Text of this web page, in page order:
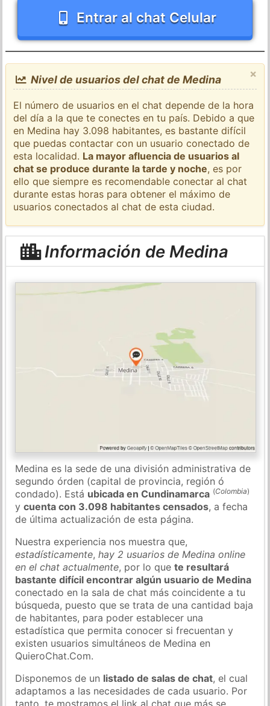
Entrar al chat Celular
×
Nivel de usuarios del chat de Medina
El número de usuarios en el chat depende de la hora
del día a la que te conectes en tu país. Debido a que
en Medina hay 3.098 habitantes, es bastante difícil
que puedas contactar con un usuario conectado de
esta localidad. La mayor afluencia de usuarios al
chat se produce durante la tarde y noche, es por
ello que siempre es recomendable conectar al chat
durante estas horas para obtener el máximo de
usuarios conectados al chat de esta ciudad.
Información de Medina
Medina es la sede de una división administrativa de
segundo órden (capital de provincia, región ó
condado). Está ubicada en Cundinamarca (Colombia)
ycuenta con 3.098 habitantes censados, a fecha
de última actualización de esta página.
Nuestra experiencia nos muestra que,
estadísticamente,hay 2 usuarios de Medina online
en el chat actualmente, por lo quete resultará
bastante difícil encontrar algún usuario de Medina
conectado en la sala de chat más coincidente a tu
búsqueda, puesto que se trata de una cantidad baja
de habitantes, para poder establecer una
estadística que permita conocer si frecuentan y
existen usuarios simultáneos de Medina en
QuieroChat.Com.
Disponemos de un listado de salas de chat, el cual
adaptamos a las necesidades de cada usuario. Por
tanto, te mostramos el link al chat que más se